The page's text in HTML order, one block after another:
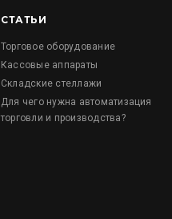
СТАТЬИ
Торговое оборудование
Кассовые аппараты
Складские стеллажи
Для чего нужна автоматизация
торговли и производства?